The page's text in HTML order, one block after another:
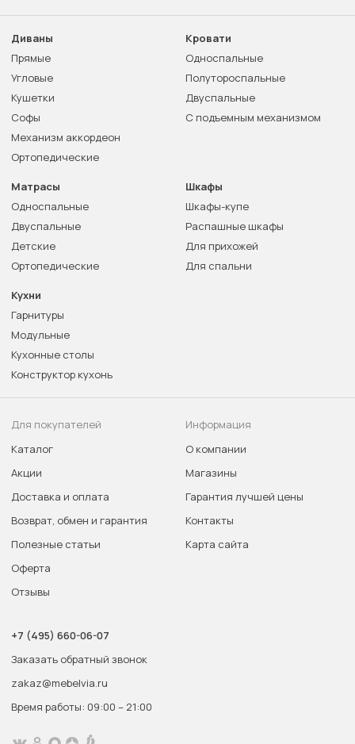
Диваны
Прямые
Угловые
Кушетки
Софы
Механизм аккордеон
Ортопедические
Кровати
Односпальные
Полутороспальные
Двуспальные
С подъемным механизмом
Матрасы
Односпальные
Двуспальные
Детские
Ортопедические
Шкафы
Шкафы-купе
Распашные шкафы
Для прихожей
Для спальни
Кухни
Гарнитуры
Модульные
Кухонные столы
Конструктор кухонь
Для покупателей
Каталог
Акции
Доставка и оплата
Возврат, обмен и гарантия
Полезные статьи
Оферта
Отзывы
Информация
О компании
Магазины
Гарантия лучшей цены
Контакты
Карта сайта
+7 (495) 660-06-07
Заказать обратный звонок
zakaz@mebelvia.ru
Время работы: 09:00 – 21:00